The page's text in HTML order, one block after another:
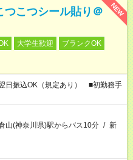
NEW
つこつシール貼り＠
大学生歓迎
ブランクOK
日振込OK（規定あり） ■初勤務手
山(神奈川県)駅からバス10分 / 新